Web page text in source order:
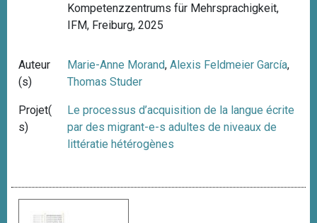
Kompetenzzentrums für Mehrsprachigkeit,
IFM, Freiburg, 2025
Auteur
(s)
Marie-Anne Morand,Alexis Feldmeier García,
Thomas Studer
Projet(
s)
Le processus d’acquisition de la langue écrite
par des migrant-e-s adultes de niveaux de
littératie hétérogènes